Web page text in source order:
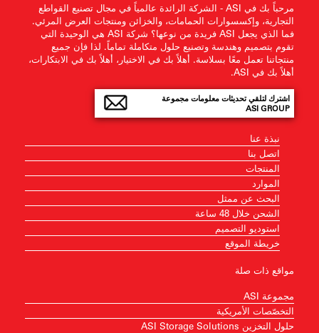
مرحباً بك في ASI - الشركة الرائدة عالمياً في مجال تصنيع القواطع
التجارية، وإكسسوارات الحمامات، والخزائن ومنتجات العرض المرئي.
فما الذي يجعل ASI فريدة من نوعها؟ شركة ASI هي الوحيدة التي
تقوم بتصميم وهندسة وتصنيع حلول متكاملة تماماً. لذا فإن جميع
منتجاتنا تعمل معًا بسلاسة. أهلاً بك في الاختيار، أهلاً بك في الابتكارات،
أهلاً بك في ASI.
اشترك لتلقي تحديثات معلومات مجموعة
ASI GROUP
نبذة عنا
اتصل بنا
المنتجات
الموارد
البحث عن ممثل
الشحن خلال 48 ساعة
استوديو التصميم
خريطة الموقع
مواقع ذات صلة
مجموعة ASI
التخصّصات الأمريكية
حلول التخزين ASI Storage Solutions